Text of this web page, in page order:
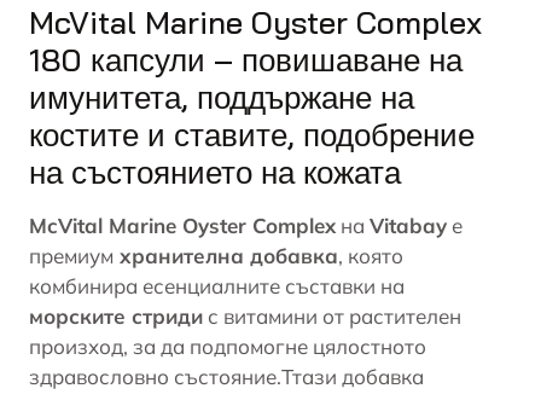
McVital Marine Oyster Complex
180 капсули – повишаване на
имунитета, поддържане на
костите и ставите, подобрение
на състоянието на кожата
McVital Marine Oyster Complex на Vitabay е
премиум хранителна добавка, която
комбинира есенциалните съставки на
морските стриди с витамини от растителен
произход, за да подпомогне цялостното
здравословно състояние.Ттази добавка